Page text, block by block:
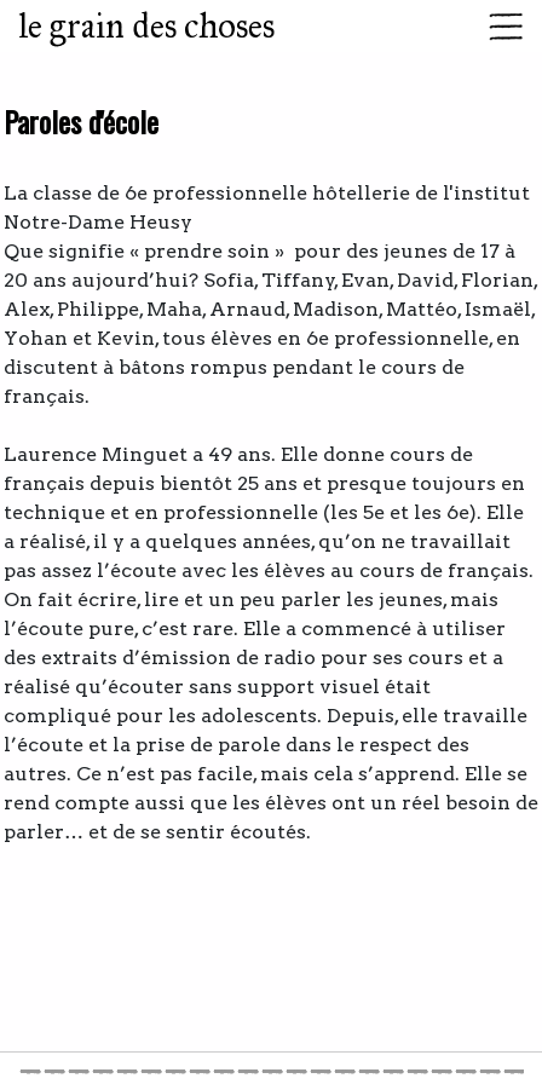
le grain des choses
Paroles d'école
La classe de 6e professionnelle hôtellerie de l'institut
Notre-Dame Heusy
Que signifie « prendre soin » pour des jeunes de 17 à
20 ans aujourd’hui? Sofia, Tiffany, Evan, David, Florian,
Alex, Philippe, Maha, Arnaud, Madison, Mattéo, Ismaël,
Yohan et Kevin, tous élèves en 6e professionnelle, en
discutent à bâtons rompus pendant le cours de
français.
Laurence Minguet a 49 ans. Elle donne cours de
français depuis bientôt 25 ans et presque toujours en
technique et en professionnelle (les 5e et les 6e). Elle
a réalisé, il y a quelques années, qu’on ne travaillait
pas assez l’écoute avec les élèves au cours de français.
On fait écrire, lire et un peu parler les jeunes, mais
l’écoute pure, c’est rare. Elle a commencé à utiliser
des extraits d’émission de radio pour ses cours et a
réalisé qu’écouter sans support visuel était
compliqué pour les adolescents. Depuis, elle travaille
l’écoute et la prise de parole dans le respect des
autres. Ce n’est pas facile, mais cela s’apprend. Elle se
rend compte aussi que les élèves ont un réel besoin de
parler… et de se sentir écoutés.